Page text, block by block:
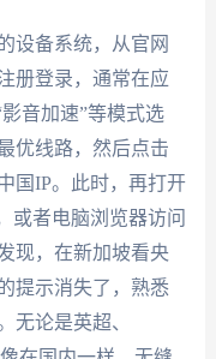
设备系统，从官网
册登录，通常在应
音加速”等模式选
优线路，然后点击
国IP。此时，再打开
或者电脑浏览器访问
现，在新加坡看央
提示消失了，熟悉
无论是英超、